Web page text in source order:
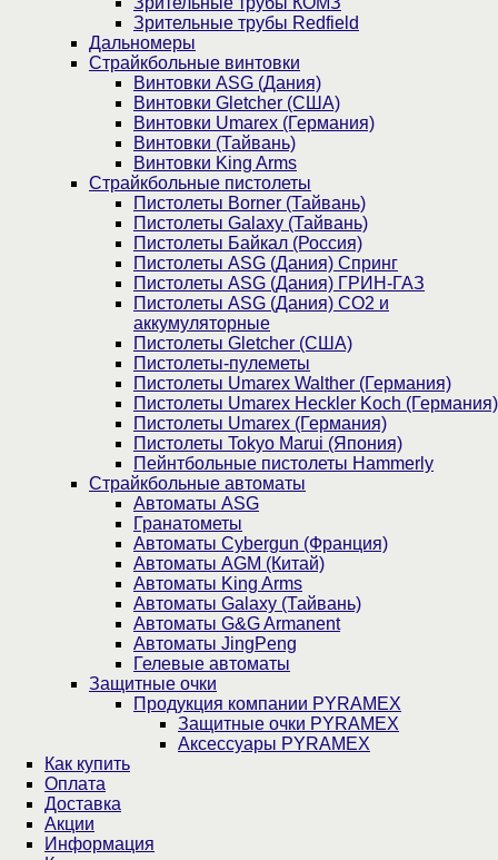
Зрительные трубы Redfield
Дальномеры
Страйкбольные винтовки
Винтовки ASG (Дания)
Винтовки Gletcher (США)
Винтовки Umarex (Германия)
Винтовки (Тайвань)
Винтовки King Arms
Страйкбольные пистолеты
Пистолеты Borner (Тайвань)
Пистолеты Galaxy (Тайвань)
Пистолеты Байкал (Россия)
Пистолеты ASG (Дания) Спринг
Пистолеты ASG (Дания) ГРИН-ГАЗ
Пистолеты ASG (Дания) CO2 и
аккумуляторные
Пистолеты Gletcher (США)
Пистолеты-пулеметы
Пистолеты Umarex Walther (Германия)
Пистолеты Umarex Heckler Koch (Германия)
Пистолеты Umarex (Германия)
Пистолеты Tokyo Marui (Япония)
Пейнтбольные пистолеты Hammerly
Страйкбольные автоматы
Автоматы ASG
Гранатометы
Автоматы Cybergun (Франция)
Автоматы AGM (Китай)
Автоматы King Arms
Автоматы Galaxy (Тайвань)
Автоматы G&G Armanent
Автоматы JingPeng
Гелевые автоматы
Защитные очки
Продукция компании PYRAMEX
Защитные очки PYRAMEX
Аксессуары PYRAMEX
Как купить
Оплата
Доставка
Акции
Информация